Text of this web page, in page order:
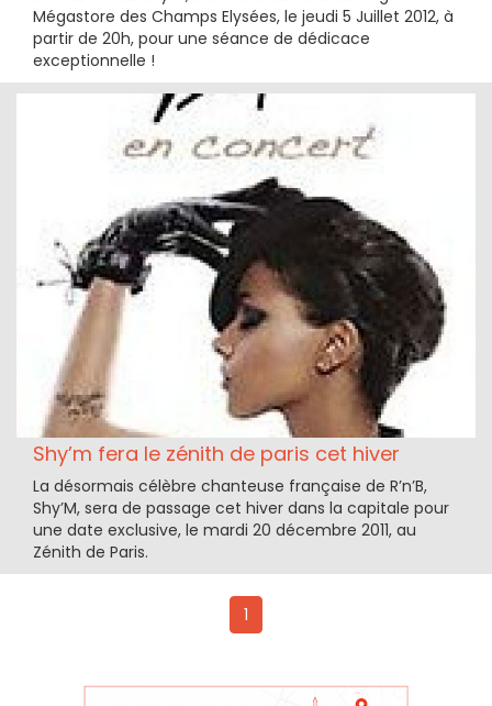
Mégastore des Champs Elysées, le jeudi 5 Juillet 2012, à
partir de 20h, pour une séance de dédicace
exceptionnelle !
Shy’m fera le zénith de paris cet hiver
La désormais célèbre chanteuse française de R’n’B,
Shy’M, sera de passage cet hiver dans la capitale pour
une date exclusive, le mardi 20 décembre 2011, au
Zénith de Paris.
1